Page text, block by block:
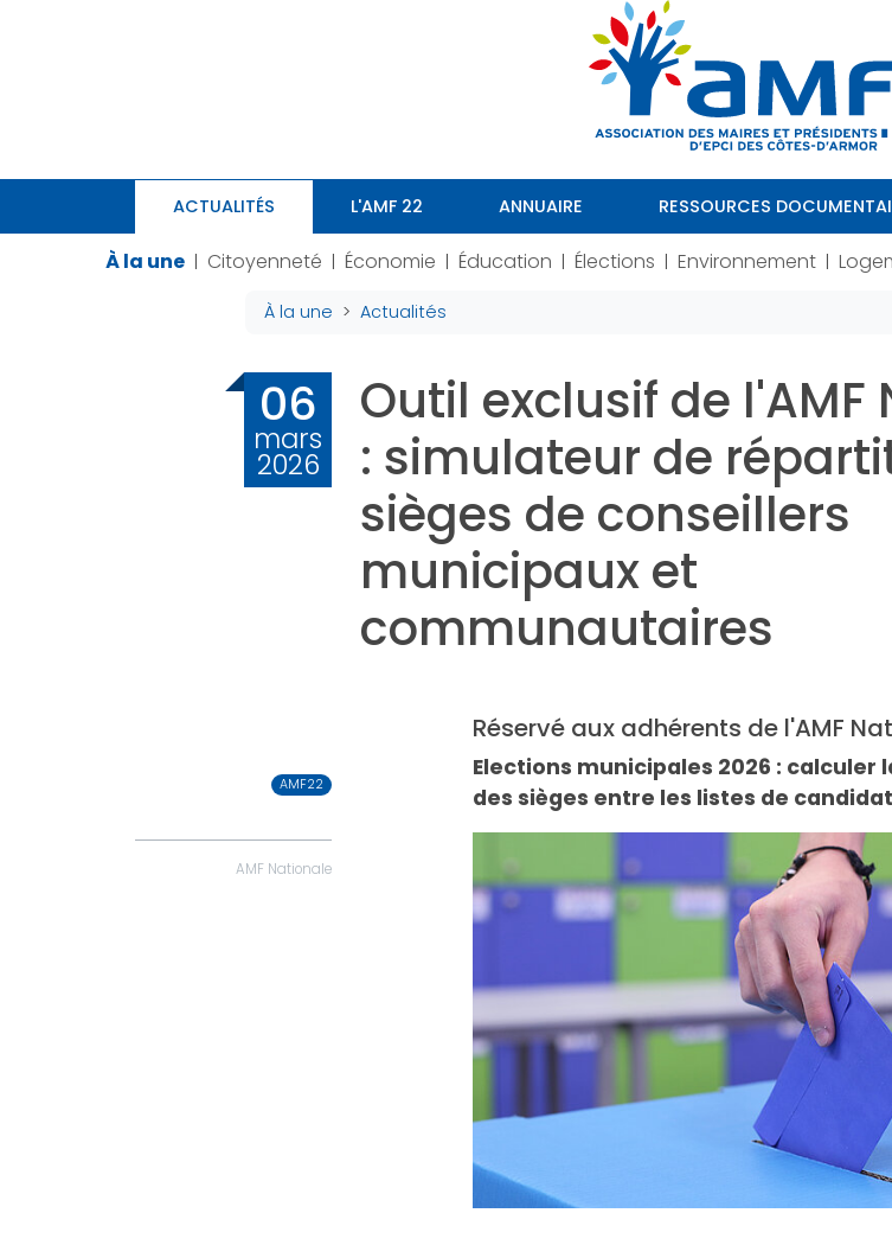
ACTUALITÉS L'AMF 22 ANNUAIRE RESSOURCES
À la une | Citoyenneté | Économie | Éducation | Élections | Environnement |
À la une Actualités
06
mars
2026
Outil exclusif de l'AMF
: simulateur de
sièges de conseillers
municipaux et
communautaires
AMF22
AMF Nationale
Réservé aux adhérents de l'AMF
Elections municipales 2026 : calculer
des sièges entre les listes de